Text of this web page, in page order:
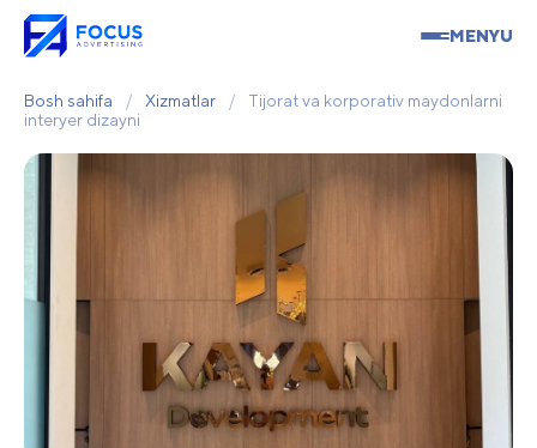
MENYU
Bosh sahifa / Xizmatlar /
Tijorat va korporativ maydonlarni
interyer dizayni